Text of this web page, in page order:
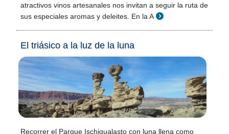
atractivos vinos artesanales nos invitan a seguir la ruta de
sus especiales aromas y deleites. En la A
El triásico a la luz de la luna
Recorrer el Parque Ischigualasto con luna llena como